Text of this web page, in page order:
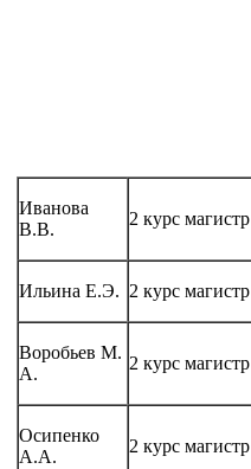
Иванова
В.В.
2 курс магистр
Ильина Е.Э. 2 курс магистр
Воробьев М.
А.
2 курс магистр
Осипенко
А.А.
2 курс магистр